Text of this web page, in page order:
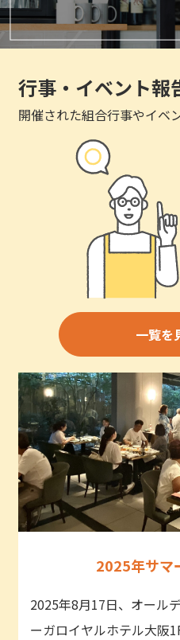
行事・イベント報
開催された組合行事やイベ
一覧を
2025年サマ
2025年8月17日、オール
ーガロイヤルホテル大